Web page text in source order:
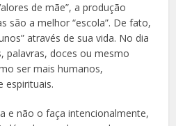
de mãe”, a produção
são a melhor “escola”. De fato,
através de sua vida. No dia
palavras, doces ou mesmo
ser mais humanos,
espirituais.
e não o faça intencionalmente,